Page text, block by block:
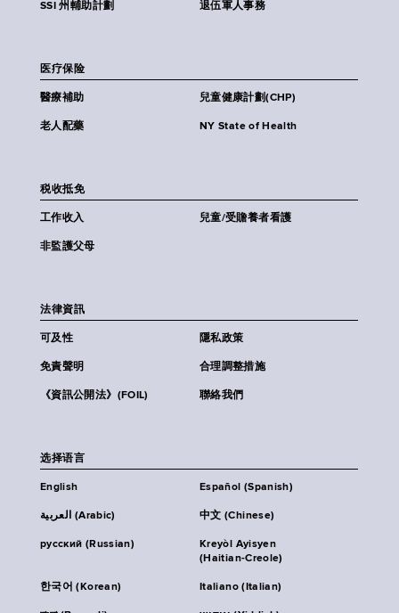
SSI 州輔助計劃 退伍軍人事務
医疗保险
醫療補助 兒童健康計劃(CHP)
老人配藥 NY State of Health
税收抵免
工作收入 兒童/受贍養者看護
非監護父母
法律資訊
可及性 隱私政策
免責聲明 合理調整措施
《資訊公開法》(FOIL) 聯絡我們
选择语言
English Español (Spanish)
العربية (Arabic) 中文 (Chinese)
русский (Russian)
Kreyòl Ayisyen
(Haitian-Creole)
한국어 (Korean) Italiano (Italian)